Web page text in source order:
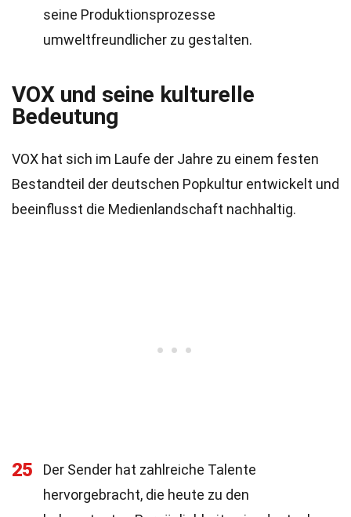
seine Produktionsprozesse
umweltfreundlicher zu gestalten.
VOX und seine kulturelle
Bedeutung
VOX hat sich im Laufe der Jahre zu einem festen
Bestandteil der deutschen Popkultur entwickelt und
beeinflusst die Medienlandschaft nachhaltig.
25
Der Sender hat zahlreiche Talente
hervorgebracht, die heute zu den